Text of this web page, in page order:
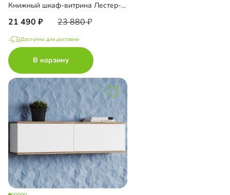
Книжный шкаф-витрина Лестер-3+А4 с антресолью
21 490 23 880
Доступно для доставки
В корзину